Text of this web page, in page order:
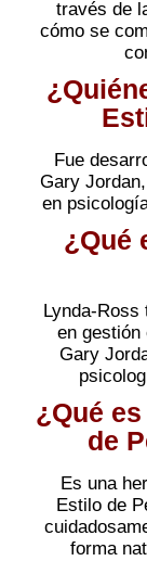
través de
cómo se
Fue
Gary
en
¿Qué
Lynda-Ross
en gestión
Gary
¿Qué
de
Es una
Estilo de
forma